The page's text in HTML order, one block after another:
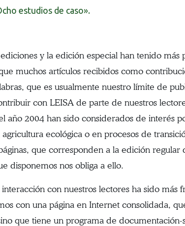
estudios de caso».
y la edición especial han tenido más
muchos artículos recibidos como
que es usualmente nuestro límite de
con LEISA de parte de nuestros
año 2004 han sido considerados de interés
ecológica o en procesos de
que corresponden a la edición
disponemos nos obliga a ello.
con nuestros lectores ha sido más
con una página en Internet consolidada,
que tiene un programa de documentación-